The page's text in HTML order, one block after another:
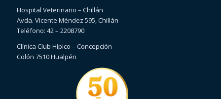
Hospital Veterinario – Chillán
Avda. Vicente Méndez 595, Chillán
Teléfono: 42 – 2208790
Clínica Club Hípico – Concepción
Colón 7510 Hualpén